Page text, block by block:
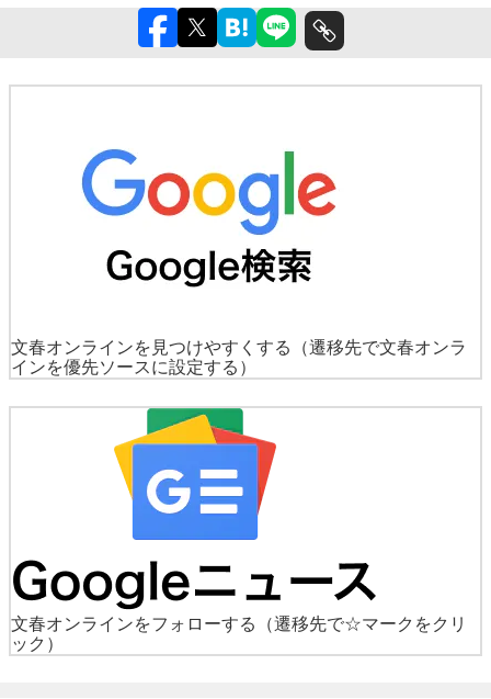
文春オンラインを見つけやすくする
（遷移先で文春オンラ
インを優先ソースに設定する）
文春オンラインをフォローする
（遷移先で☆マークをクリ
ック）